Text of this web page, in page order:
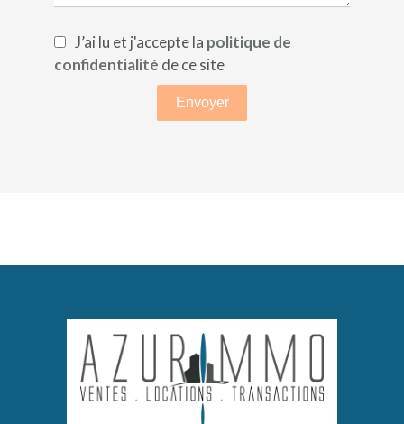
J’ai lu et j'accepte la politique de
confidentialité de ce site
Envoyer